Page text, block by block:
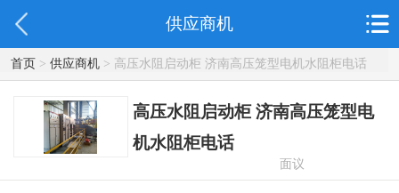
供应商机
首页> 供应商机> 高压水阻启动柜 济南高压笼型电机水阻柜电话
高压水阻启动柜 济南高压笼型电
机水阻柜电话
面议